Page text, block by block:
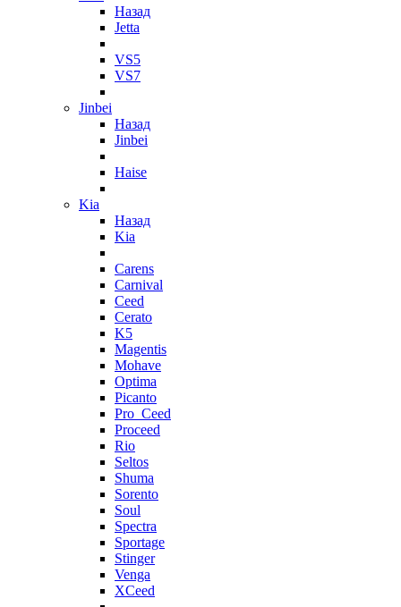
Назад
Jetta
VS5
VS7
Jinbei
Назад
Jinbei
Haise
Kia
Назад
Kia
Carens
Carnival
Ceed
Cerato
K5
Magentis
Mohave
Optima
Picanto
Pro_Ceed
Proceed
Rio
Seltos
Shuma
Sorento
Soul
Spectra
Sportage
Stinger
Venga
XCeed